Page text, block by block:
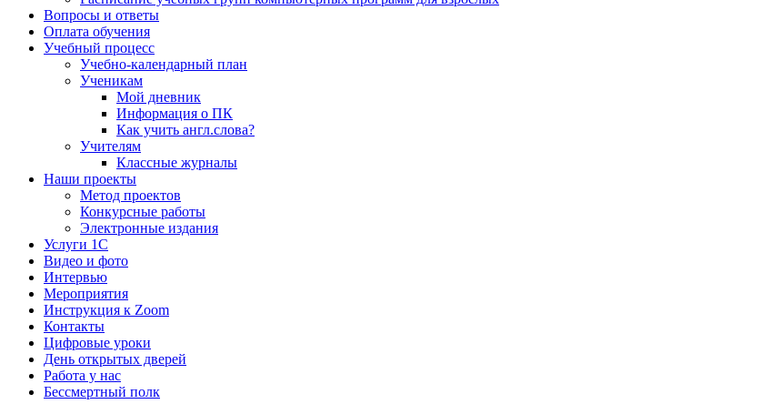
Вопросы и ответы
Оплата обучения
Учебный процесс
Учебно-календарный план
Ученикам
Мой дневник
Информация о ПК
Как учить англ.слова?
Учителям
Классные журналы
Наши проекты
Метод проектов
Конкурсные работы
Электронные издания
Услуги 1C
Видео и фото
Интервью
Мероприятия
Инструкция к Zoom
Контакты
Цифровые уроки
День открытых дверей
Работа у нас
Бессмертный полк